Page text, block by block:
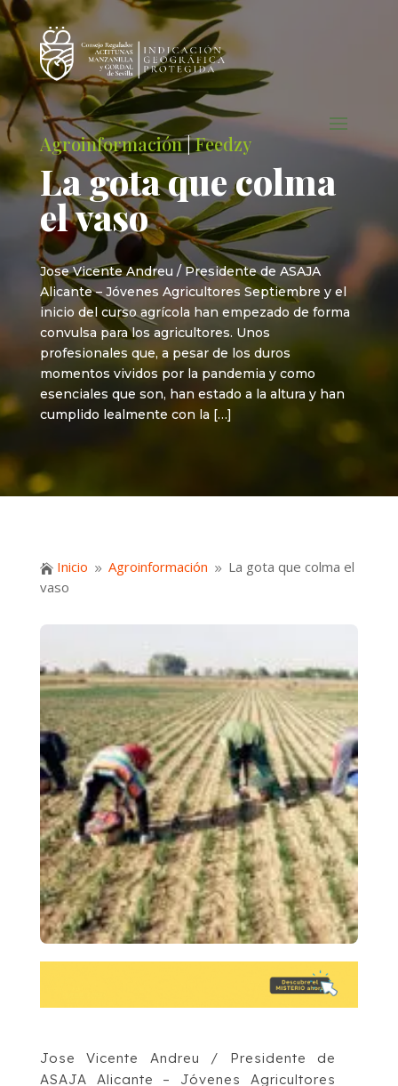
Agroinformación|Feedzy
La gota que colma
el vaso
Jose Vicente Andreu / Presidente de ASAJA
Alicante – Jóvenes Agricultores Septiembre y el
inicio del curso agrícola han empezado de forma
convulsa para los agricultores. Unos
profesionales que, a pesar de los duros
momentos vividos por la pandemia y como
esenciales que son, han estado a la altura y han
cumplido lealmente con la […]
 Inicio 9 Agroinformación 9 La gota que colma el
vaso
Jose Vicente Andreu / Presidente de
ASAJA Alicante – Jóvenes Agricultores